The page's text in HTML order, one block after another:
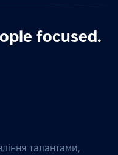
focused.
талантами,